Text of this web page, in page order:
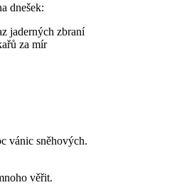
dnešek:
jaderných zbraní
za mír
vánic sněhových.
věřit.